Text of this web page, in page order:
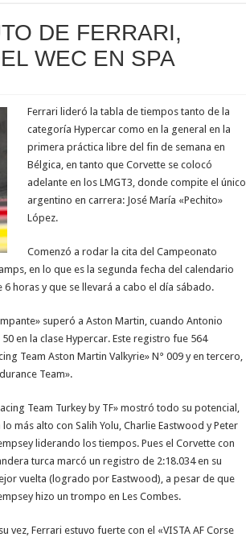
DE FERRARI,
WEC EN SPA
Ferrari lideró la tabla de tiempos tanto de la
categoría Hypercar como en la general en la
primera práctica libre del fin de semana en
Bélgica, en tanto que Corvette se colocó
adelante en los LMGT3, donde compite el único
argentino en carrera: José María «Pechito»
López.
Comenzó a rodar la cita del Campeonato
en lo que es la segunda fecha del calendario
horas y que se llevará a cabo el día sábado.
superó a Aston Martin, cuando Antonio
en la clase Hypercar. Este registro fue 564
Team Aston Martin Valkyrie» N° 009 y en tercero,
Team».
Team Turkey by TF» mostró todo su potencial,
lo más alto con Salih Yolu, Charlie Eastwood y Peter
liderando los tiempos. Pues el Corvette con
turca marcó un registro de 2:18.034 en su
vuelta (logrado por Eastwood), a pesar de que
hizo un trompo en Les Combes.
vez, Ferrari estuvo fuerte con el «VISTA AF Corse